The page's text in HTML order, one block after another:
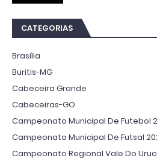
CATEGORIAS
Brasília
Buritis-MG
Cabeceira Grande
Cabeceiras-GO
Campeonato Municipal De Futebol
Campeonato Municipal De Futsal
Campeonato Regional Vale Do